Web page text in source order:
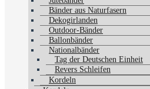
Bänder aus Naturfasern
Dekogirlanden
Outdoor-Bänder
Ballonbänder
Nationalbänder
Tag der Deutschen Einheit
Revers Schleifen
Kordeln